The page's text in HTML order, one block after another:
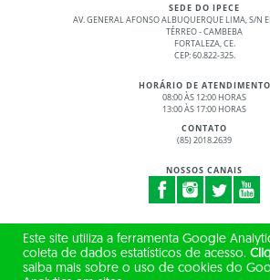
SEDE DO IPECE
AV. GENERAL AFONSO ALBUQUERQUE LIMA, S/N
TÉRREO - CAMBEBA
FORTALEZA, CE.
CEP: 60.822-325.
HORÁRIO DE ATENDIMENTO
08:00 ÀS 12:00 HORAS
13:00 ÀS 17:00 HORAS
CONTATO
(85) 2018.2639
NOSSOS CANAIS
© 2017 - 2026 – GOVERNO DO ESTADO
TODOS OS DIREITOS
Este site utiliza a ferramenta Google
coleta de dados estatísticos de acesso.
saiba mais sobre o uso de cookies do